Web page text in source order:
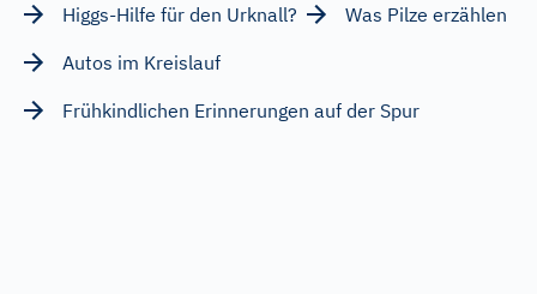
Higgs-Hilfe für den Urknall?
Was Pilze erzählen
Autos im Kreislauf
Frühkindlichen Erinnerungen auf der Spur